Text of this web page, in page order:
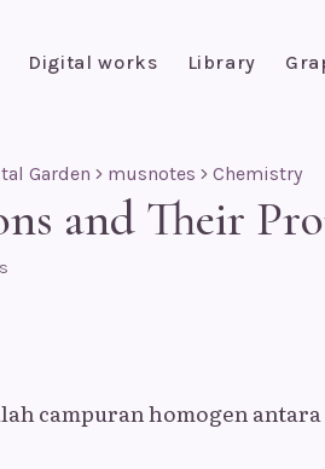
Digital works Library
Garden musnotes Chemistry
and Their
campuran homogen antara